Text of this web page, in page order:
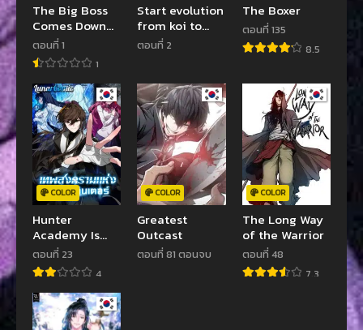
The Big Boss
Comes Down
the Mountain
Starting as a
Male Secretary
ตอนที่ 1
1
Start evolution
from koi to
dragon
ตอนที่ 2
The Boxer
ตอนที่ 135
8.5
COLOR
Hunter
Academy Is
Battle God
ตอนที่ 23
4
COLOR
Greatest
Outcast
ตอนที่ 81 ตอนจบ
COLOR
The Long Way
of the Warrior
ตอนที่ 48
7.3